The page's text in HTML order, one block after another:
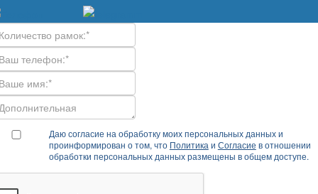
Даю согласие на обработку моих персональных данных и
проинформирован о том, что Политика и Согласие в отношении
обработки персональных данных размещены в общем доступе.